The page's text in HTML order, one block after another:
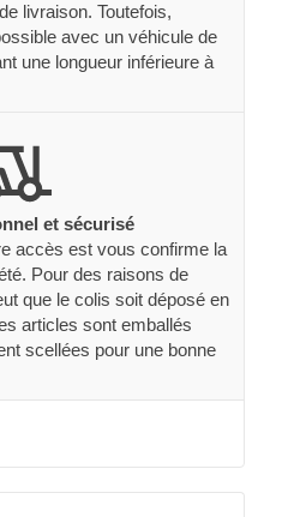
livraison. Toutefois,
avec un véhicule de
une longueur inférieure à
et sécurisé
accès est vous confirme la
Pour des raisons de
que le colis soit déposé en
articles sont emballés
scellées pour une bonne